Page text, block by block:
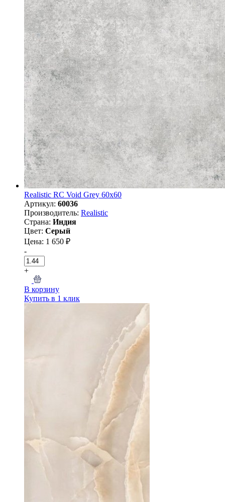
Realistic RC Void Grey 60x60
Артикул: 60036
Производитель: Realistic
Страна: Индия
Цвет: Серый
Цена: 1 650 ₽
-
+
В корзину
Купить в 1 клик